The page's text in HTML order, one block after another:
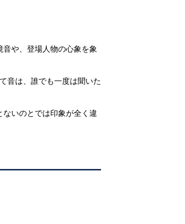
や、登場人物の心象を象
音は、誰でも一度は聞いた
ないのとでは印象が全く違